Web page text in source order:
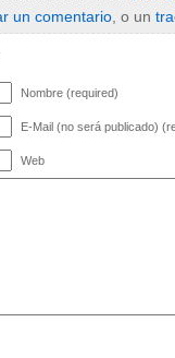
un comentario , o un
Nombre (required)
E-Mail (no será publicado)
Web